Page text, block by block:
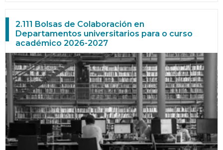
2.111 Bolsas de Colaboración en
Departamentos universitarios para o curso
académico 2026-2027